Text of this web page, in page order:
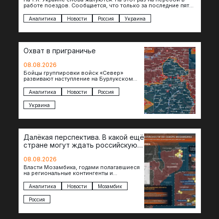
работе поездов. Сообщается, что только за последние пять
Аналитика Новости Россия Украина
Охват в приграничье
08.08.2026
Бойцы группировки войск «Север»
развивают наступление на Бурлукском
теснят противника сразу на нескольких
участках, создавая угрозу охвата…
Аналитика Новости Россия
Украина
Далёкая перспектива. В какой ещё
стране могут ждать российскую
08.08.2026
Власти Мозамбика, годами полагавшиеся
на региональные контингенты и
обращаются к российской стороне за
консультациями в…
Аналитика Новости Мозамбик
Россия